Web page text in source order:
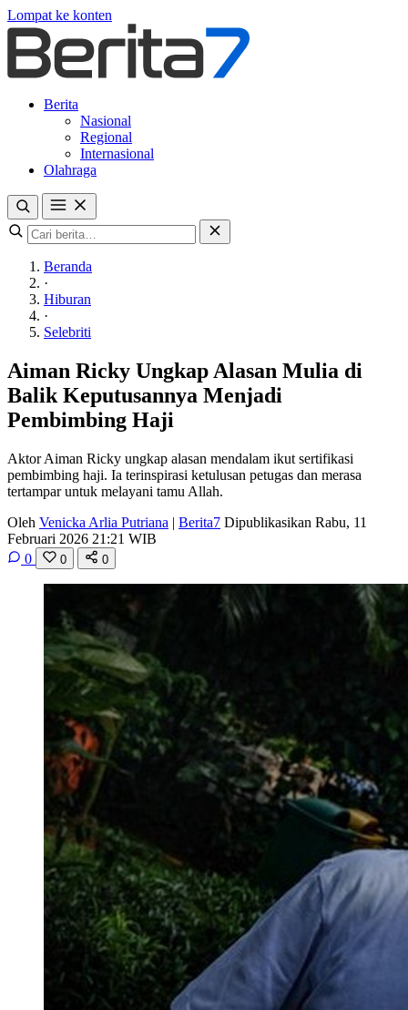
Lompat ke konten
Berita
Nasional
Regional
Internasional
Olahraga
Beranda
·
Hiburan
·
Selebriti
Aiman Ricky Ungkap Alasan Mulia di
Balik Keputusannya Menjadi
Pembimbing Haji
Aktor Aiman Ricky ungkap alasan mendalam ikut sertifikasi
pembimbing haji. Ia terinspirasi ketulusan petugas dan merasa
tertampar untuk melayani tamu Allah.
Oleh Venicka Arlia Putriana | Berita7 Dipublikasikan Rabu, 11
Februari 2026 21:21 WIB
0
0 0